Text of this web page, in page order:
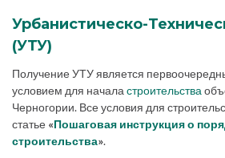
Урбанистическо-
(УТУ)
Получение УТУ является
условием для начала строительства
Черногории. Все условия для
статье «Пошаговая инструкция о
строительства».